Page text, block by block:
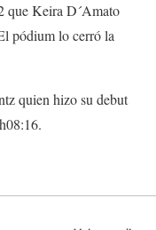
que Keira D´Amato
pódium lo cerró la
quien hizo su debut